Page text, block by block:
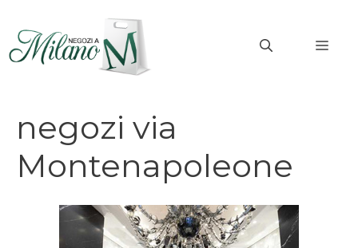
contenuto
negozi via
Montenapoleone